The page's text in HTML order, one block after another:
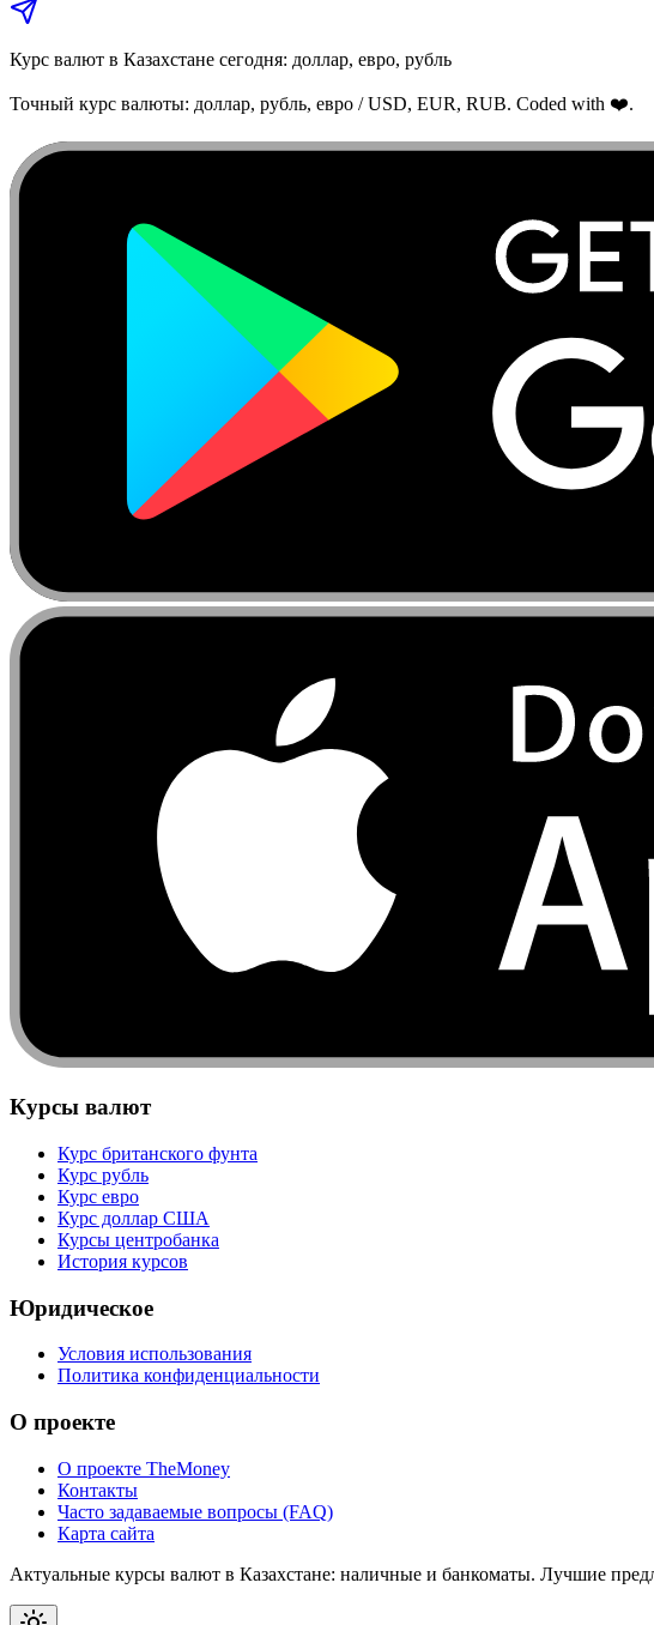
Курс валют в Казахстане сегодня: доллар, евро, рубль
Точный курс валюты: доллар, рубль, евро / USD, EUR, RUB. Coded with ❤️.
Курсы валют
Курс британского фунта
Курс рубль
Курс евро
Курс доллар США
Курсы центробанка
История курсов
Юридическое
Условия использования
Политика конфиденциальности
О проекте
О проекте TheMoney
Контакты
Часто задаваемые вопросы (FAQ)
Карта сайта
Актуальные курсы валют в Казахстане: наличные и банкоматы. Лучшие